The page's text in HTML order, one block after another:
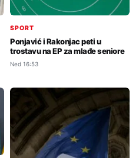
SPORT
Ponjavić i Rakonjac peti u
trostavu na EP za mlađe seniore
Ned 16:53